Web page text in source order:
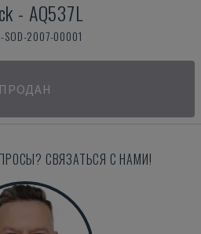
- AQ537L
SOD-2007-00001
ПРОДАН
СВЯЗАТЬСЯ С НАМИ!